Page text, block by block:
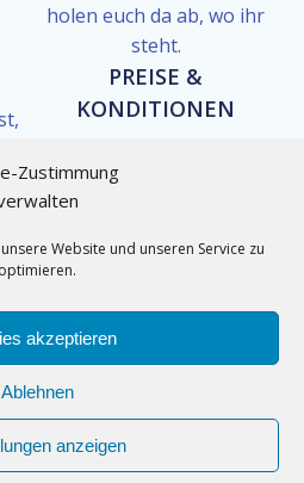
Zustimmung
Website und unseren Service zu
optimieren.
akzeptieren
Ablehnen
anzeigen
holen euch da ab, wo ihr
steht.
es
wir
PREISE &
KONDITIONEN
kosten 80€
– für zwei Personen, mit
individueller Betreuung
durch Vanessa oder Aleks.
Je nach Wunsch bieten wir
auch
Standort ggf. separat.
Wir empfehlen,4–6